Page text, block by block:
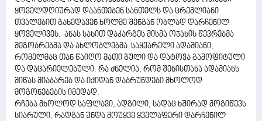
ყოველდღიურად დაანთებენ სანთელს და ცრემლიანი
თვალებით გახედავენ ხოლმე შენგან ობლად დარჩენილ
ყოველივეს. ანას სახით დაკარგეს მისმა ოჯახის წევრებმა
მეგობრებმა და ახლობლებმა საყვარელი ადამიანი,
რომელმაც თან წაიღო მათი გული და დატოვა გამოფიტული
და დაცარიელებული. რა ძნელია, რომ შენისთანა ადამიანს
მიწას მიაბარებ და იქიდან დაბრუნდები მხოლოდ
მოგონებების იმედად.
რჩება მხოლოდ საფლავი, ადგილი, სადაც ხშირად მოგიწევს
სიარული, რადგან უნდა მოუყვე ყველაფერი დარჩენილ